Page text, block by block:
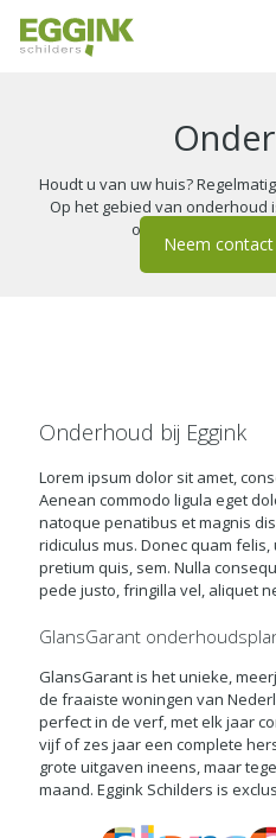
Houdt u van uw huis?
Op het gebied van onderhoud
onderstaand voor
Neem
Onderhoud bij Eggink
Lorem ipsum dolor sit amet,
Aenean commodo ligula eget
natoque penatibus et magnis
ridiculus mus. Donec quam
pretium quis, sem. Nulla
pede justo, fringilla vel, aliquet
GlansGarant
GlansGarant is het unieke,
de fraaiste woningen van
perfect in de verf, met elk jaar
vijf of zes jaar een complete
grote uitgaven ineens, maar
maand. Eggink Schilders is